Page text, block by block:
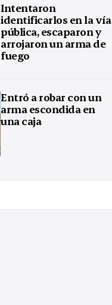
Intentaron
identificarlos en la vía
pública, escaparon y
arrojaron un arma de
fuego
Entró a robar con un
arma escondida en
una caja